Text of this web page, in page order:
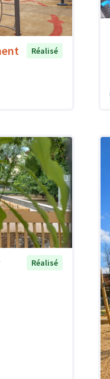
Réalisé
Réalisé